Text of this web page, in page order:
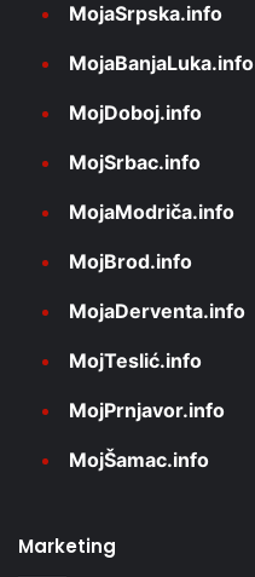
MojaSrpska.info
MojaBanjaLuka.info
MojDoboj.info
MojSrbac.info
MojaModriča.info
MojBrod.info
MojaDerventa.info
MojTeslić.info
MojPrnjavor.info
MojŠamac.info
Marketing